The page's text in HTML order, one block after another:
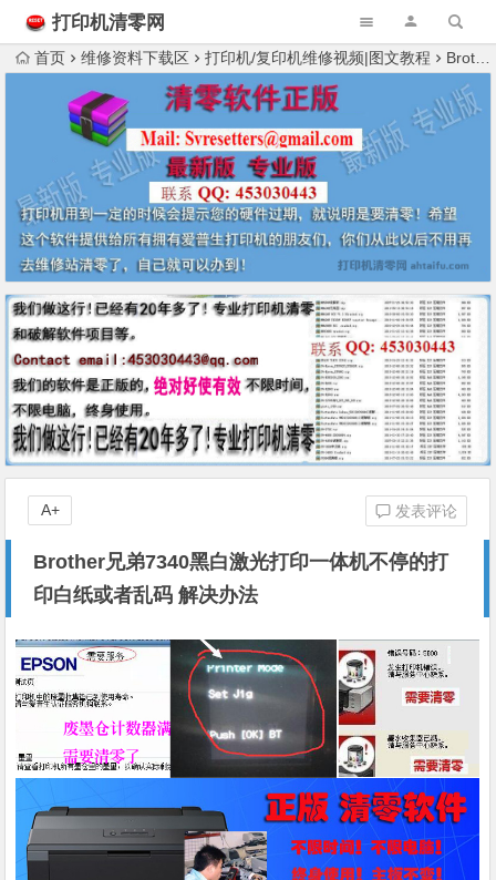
打印机清零网
首页 维修资料下载区 打印机/复印机维修视频|图文教程 Brother兄弟7340黑白激光打印一体机不停的打印白纸或者乱码 解决办法
Brother兄弟7340黑白激光打印一体机不停的打
印白纸或者乱码 解决办法
发表评论
A+